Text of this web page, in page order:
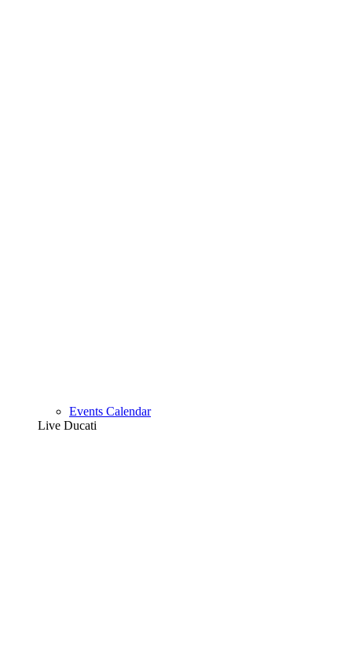
Events Calendar
Live Ducati